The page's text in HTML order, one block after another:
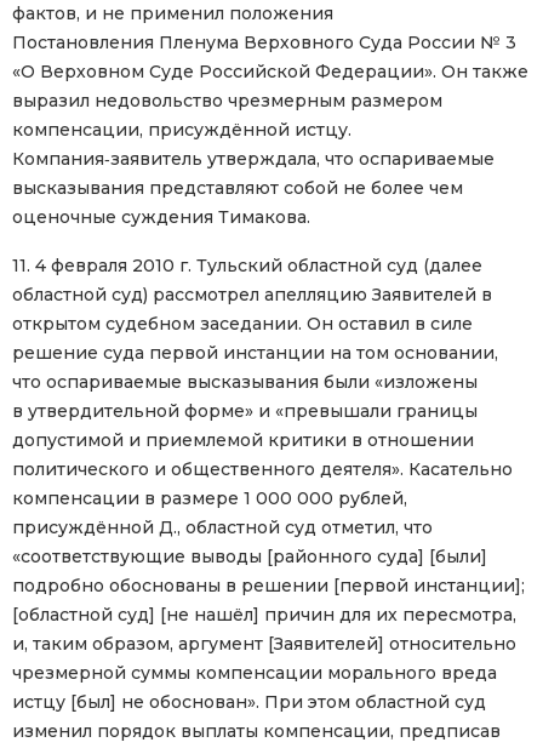
фактов, и не применил положения
Постановления Пленума Верховного Суда России № 3
«О Верховном Суде Российской Федерации». Он также
выразил недовольство чрезмерным размером
компенсации, присуждённой истцу.
Компания‑заявитель утверждала, что оспариваемые
высказывания представляют собой не более чем
оценочные суждения Тимакова.
11. 4 февраля 2010 г. Тульский областной суд (далее
областной суд) рассмотрел апелляцию Заявителей в
открытом судебном заседании. Он оставил в силе
решение суда первой инстанции на том основании,
что оспариваемые высказывания были «изложены
в утвердительной форме» и «превышали границы
допустимой и приемлемой критики в отношении
политического и общественного деятеля». Касательно
компенсации в размере 1 000 000 рублей,
присуждённой Д., областной суд отметил, что
«соответствующие выводы [районного суда] [были]
подробно обоснованы в решении [первой инстанции];
[областной суд] [не нашёл] причин для их пересмотра,
и, таким образом, аргумент [Заявителей] относительно
чрезмерной суммы компенсации морального вреда
истцу [был] не обоснован». При этом областной суд
изменил порядок выплаты компенсации, предписав